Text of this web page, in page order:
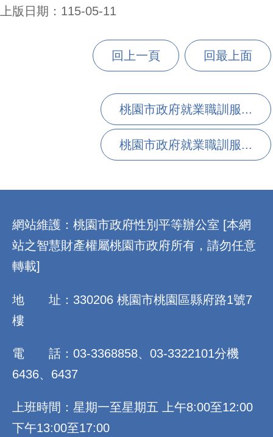
上版日期：115-05-11
回上一頁 回最上面
桃園市政府就業職訓服...
桃園市政府就業職訓服...
網站維護：桃園市政府性別平等辦公室 [本網
站之智慧財產權屬桃園市政府所有，請勿任意
轉載]
地 址：330206 桃園市桃園區縣府路1號7
樓
電 話：03-3368858、03-3322101分機
6436、6437
上班時間：星期一至星期五 上午8:00至12:00
下午13:00至17:00